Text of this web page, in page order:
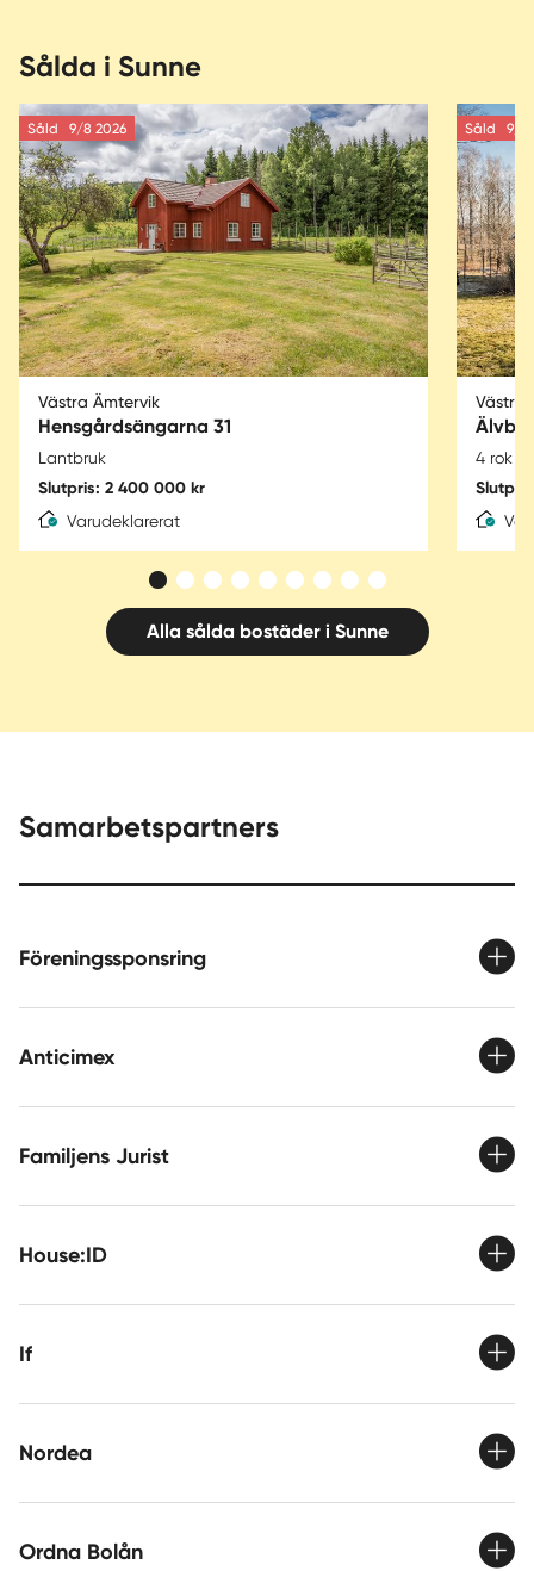
Sålda i Sunne
Såld 9/8 2026
Västra Ämtervik
Hensgårdsängarna 31
Lantbruk
Slutpris: 2 400 000 kr
Varudeklarerat
Såld 9/8
Västra
4 rok
Alla sålda bostäder i Sunne
Samarbetspartners
Föreningssponsring
Anticimex
Familjens Jurist
House:ID
If
Nordea
Ordna Bolån